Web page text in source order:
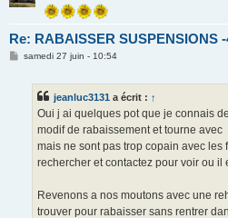
Re: RABAISSER SUSPENSIONS
Msamedi 27 juin - 10:54
jeanluc3131 a écrit : ↑
Oui j ai quelques pot que je connais
modif de rabaissement et tourne avec
mais ne sont pas trop copain avec les
rechercher et contactez pour voir ou il
Revenons a nos moutons avec une
trouver pour rabaisser sans rentrer